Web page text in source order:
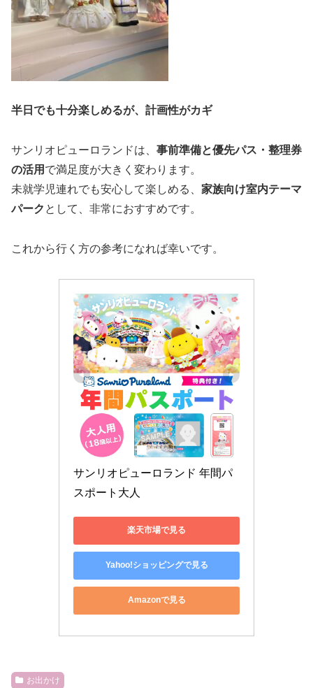
半日でも十分楽しめるが、計画性がカギ
サンリオピューロランドは、 事前準備と優先パス・整理券
の活用 で満足度が大きく変わります。
未就学児連れでも安心して楽しめる、 家族向け室内テーマ
パーク として、非常におすすめです。
これから行く方の参考になれば幸いです。
サンリオピューロランド 年間パ
スポート大人
楽天市場で見る
Yahoo!ショッピングで見る
Amazonで見る
お出かけ